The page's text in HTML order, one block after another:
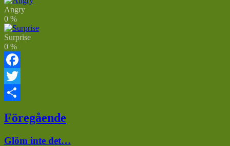
Angry
0 %
Surprise
0 %
Facebook
Twitter
Inläggsnavigering
Föregående
Föregående
Glöm inte det…